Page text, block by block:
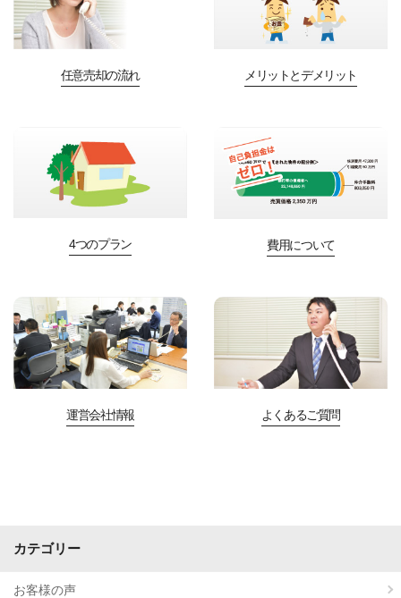
任意売却の流れ メリットとデメリット
4つのプラン 費用について
運営会社情報 よくあるご質問
カテゴリー
お客様の声